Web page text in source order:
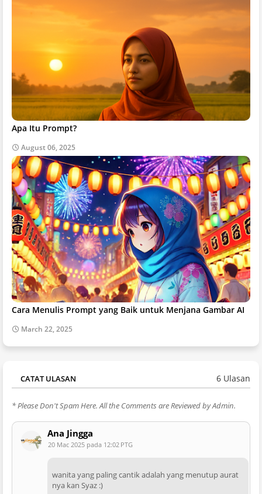
Apa Itu Prompt?
August 06, 2025
Cara Menulis Prompt yang Baik untuk Menjana Gambar AI
March 22, 2025
CATAT ULASAN 6 Ulasan
* Please Don't Spam Here. All the Comments are Reviewed by Admin.
Ana Jingga
20 Mac 2025 pada 12:02 PTG
wanita yang paling cantik adalah yang menutup aurat
nya kan Syaz :)